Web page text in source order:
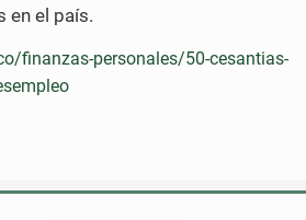
en el país.
finanzas-personales/50-cesantias-